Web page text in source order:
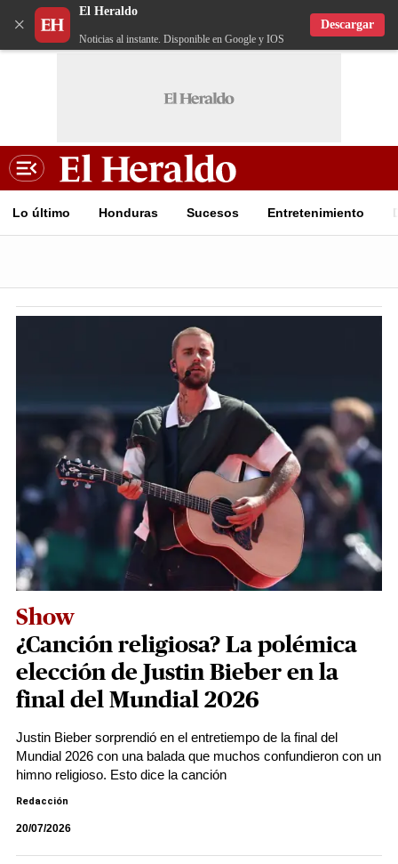
×
El Heraldo
Noticias al instante. Disponible en Google y IOS
Descargar
Lo último Honduras Sucesos Entretenimiento
Show
¿Canción religiosa? La polémica
elección de Justin Bieber en la
final del Mundial 2026
Justin Bieber sorprendió en el entretiempo de la final del
Mundial 2026 con una balada que muchos confundieron con un
himno religioso. Esto dice la canción
Redacción
20/07/2026